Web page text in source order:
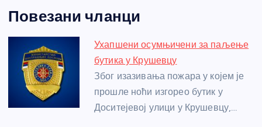
c
e
b
o
o
k
ss
e
n
g
er
itt
er
er at
s
A
p
p
a
g
e
e
st
e
Повезани чланци
Ухапшени осумњичени за паљење
бутика у Крушевцу
Због изазивања пожара у којем је
прошле ноћи изгорео бутик у
Доситејевој улици у Крушевцу,…